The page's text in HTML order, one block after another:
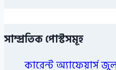
সাম্প্রতিক পোস্টসমূহ
কারেন্ট অ্যাফেয়ার্স